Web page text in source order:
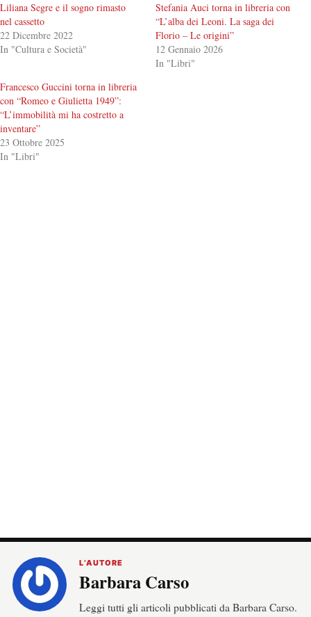
Liliana Segre e il sogno rimasto
nel cassetto
22 Dicembre 2022
In "Cultura e Società"
Stefania Auci torna in libreria con
“L’alba dei Leoni. La saga dei
Florio – Le origini”
12 Gennaio 2026
In "Libri"
Francesco Guccini torna in libreria
con “Romeo e Giulietta 1949”:
“L’immobilità mi ha costretto a
inventare”
23 Ottobre 2025
In "Libri"
L’AUTORE
Barbara Carso
Leggi tutti gli articoli pubblicati da Barbara Carso.